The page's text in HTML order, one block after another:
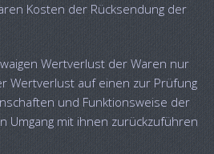
Kosten der Rücksendung der
Wertverlust der Waren nur
Wertverlust auf einen zur Prüfung
und Funktionsweise der
Umgang mit ihnen zurückzuführen